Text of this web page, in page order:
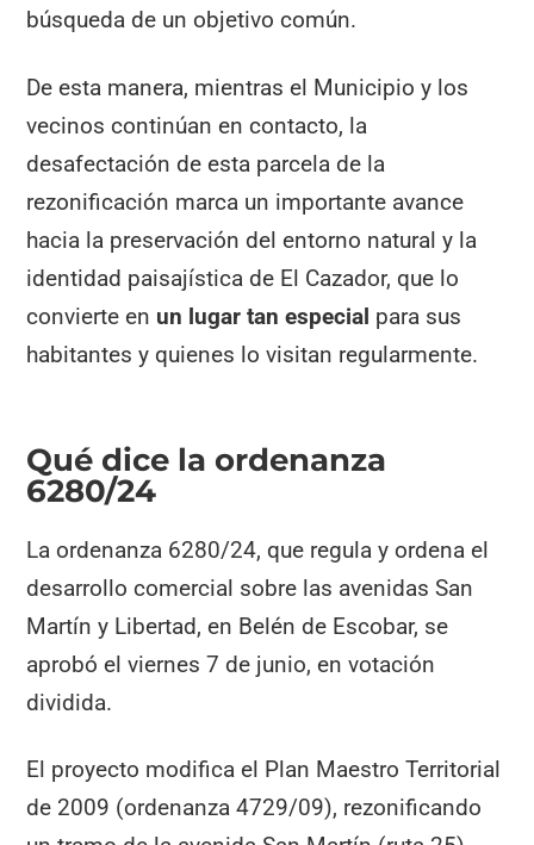
búsqueda de un objetivo común.
De esta manera, mientras el Municipio y los
vecinos continúan en contacto, la
desafectación de esta parcela de la
rezonificación marca un importante avance
hacia la preservación del entorno natural y la
identidad paisajística de El Cazador, que lo
convierte en un lugar tan especial para sus
habitantes y quienes lo visitan regularmente.
Qué dice la ordenanza
6280/24
La ordenanza 6280/24, que regula y ordena el
desarrollo comercial sobre las avenidas San
Martín y Libertad, en Belén de Escobar, se
aprobó el viernes 7 de junio, en votación
dividida.
El proyecto modifica el Plan Maestro Territorial
de 2009 (ordenanza 4729/09), rezonificando